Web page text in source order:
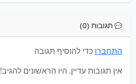
תגובות (0)
התחברו כדי להוסיף תגובה
אין תגובות עדיין. היו הראשונים להגיב!